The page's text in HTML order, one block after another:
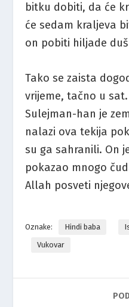
bitku dobiti, da će
će sedam kraljeva
on pobiti hiljade
Tako se zaista
vrijeme, tačno u
Sulejman-han je
nalazi ova tekija
su ga sahranili. On
pokazao mnogo
Allah posveti
Oznake: Hindi baba
Vukovar